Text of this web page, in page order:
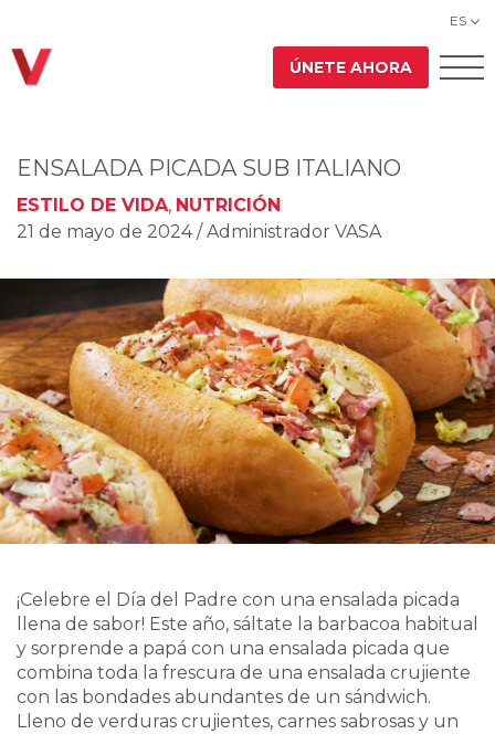
ES
ÚNETE AHORA
ENSALADA PICADA SUB ITALIANO
ESTILO DE VIDA, NUTRICIÓN
21 de mayo de 2024 / Administrador VASA
¡Celebre el Día del Padre con una ensalada picada
llena de sabor! Este año, sáltate la barbacoa habitual
y sorprende a papá con una ensalada picada que
combina toda la frescura de una ensalada crujiente
con las bondades abundantes de un sándwich.
Lleno de verduras crujientes, carnes sabrosas y un